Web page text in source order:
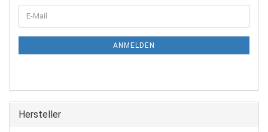
ANMELDEN
Hersteller